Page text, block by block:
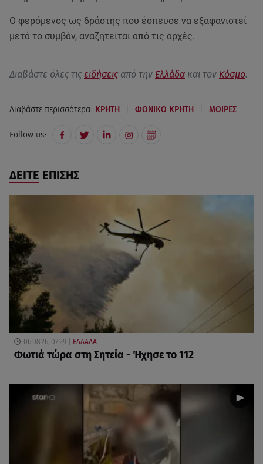
Ο φερόμενος ως δράστης που έσπευσε να εξαφανιστεί
μετά το συμβάν, αναζητείται από τις αρχές.
Διαβάστε όλες τις ειδήσεις από την Ελλάδα και τον Κόσμο.
Διαβάστε περισσότερα: ΚΡΗΤΗ ΦΟΝΙΚΟ ΚΡΗΤΗ ΜΟΙΡΕΣ
Follow us:
ΔΕΙΤΕ ΕΠΙΣΗΣ
06.08.26, 07:29 ΕΛΛΑΔΑ
Φωτιά τώρα στη Σητεία - Ήχησε το 112